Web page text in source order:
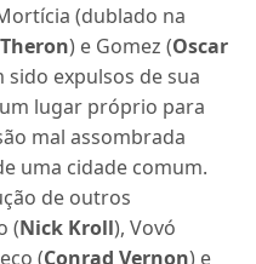
(dublado na
) e Gomez (Oscar
expulsos de sua
lugar próprio para
mal assombrada
uma cidade comum.
de outros
(Nick Kroll), Vovó
(Conrad Vernon) e